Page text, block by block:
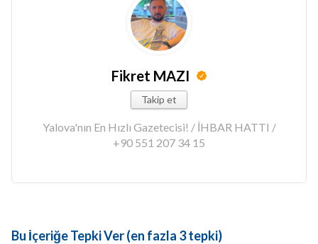
Fikret MAZI
Takip et
Yalova'nın En Hızlı Gazetecisi! / İHBAR HATTI /
+90 551 207 34 15
Bu İçeriğe Tepki Ver (en fazla 3 tepki)